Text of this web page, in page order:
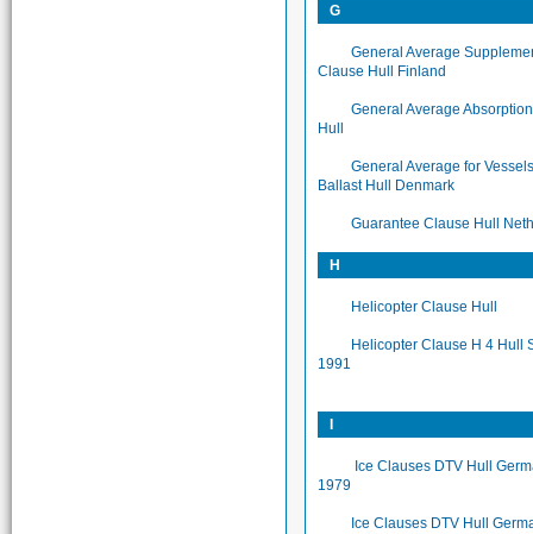
G
General Average
Clause Hull Finland
General Average
Hull
General Average for
Ballast Hull Denmark
Guarantee Clause Hull
H
Helicopter Clause Hull
Helicopter Clause H 4 Hull
1991
I
Ice Clauses DTV Hull
1979
Ice Clauses DTV Hull